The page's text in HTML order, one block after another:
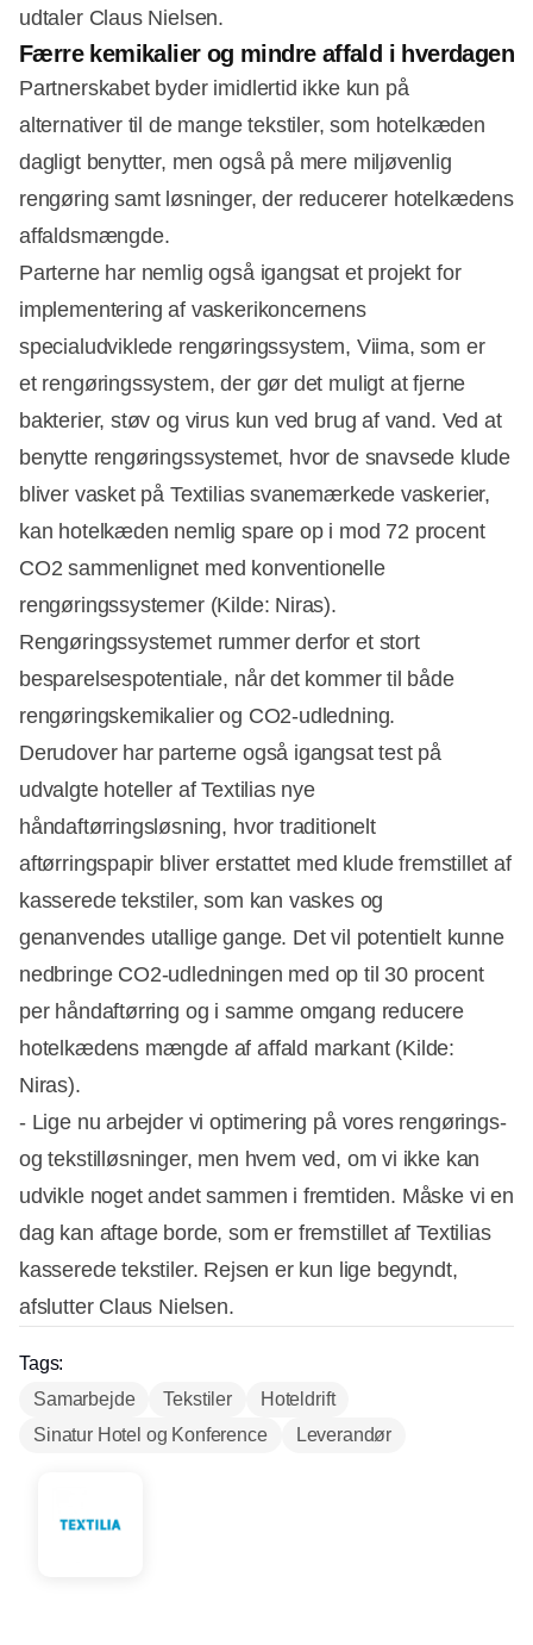
udtaler Claus Nielsen.
Færre kemikalier og mindre affald i hverdagen
Partnerskabet byder imidlertid ikke kun på
alternativer til de mange tekstiler, som hotelkæden
dagligt benytter, men også på mere miljøvenlig
rengøring samt løsninger, der reducerer hotelkædens
affaldsmængde.
Parterne har nemlig også igangsat et projekt for
implementering af vaskerikoncernens
specialudviklede rengøringssystem, Viima, som er
et rengøringssystem, der gør det muligt at fjerne
bakterier, støv og virus kun ved brug af vand. Ved at
benytte rengøringssystemet, hvor de snavsede klude
bliver vasket på Textilias svanemærkede vaskerier,
kan hotelkæden nemlig spare op i mod 72 procent
CO2 sammenlignet med konventionelle
rengøringssystemer (Kilde: Niras).
Rengøringssystemet rummer derfor et stort
besparelsespotentiale, når det kommer til både
rengøringskemikalier og CO2-udledning.
Derudover har parterne også igangsat test på
udvalgte hoteller af Textilias nye
håndaftørringsløsning, hvor traditionelt
aftørringspapir bliver erstattet med klude fremstillet af
kasserede tekstiler, som kan vaskes og
genanvendes utallige gange. Det vil potentielt kunne
nedbringe CO2-udledningen med op til 30 procent
per håndaftørring og i samme omgang reducere
hotelkædens mængde af affald markant (Kilde:
Niras).
- Lige nu arbejder vi optimering på vores rengørings-
og tekstilløsninger, men hvem ved, om vi ikke kan
udvikle noget andet sammen i fremtiden. Måske vi en
dag kan aftage borde, som er fremstillet af Textilias
kasserede tekstiler. Rejsen er kun lige begyndt,
afslutter Claus Nielsen.
Tags:
Samarbejde
Tekstiler
Hoteldrift
Sinatur Hotel og Konference
Leverandør